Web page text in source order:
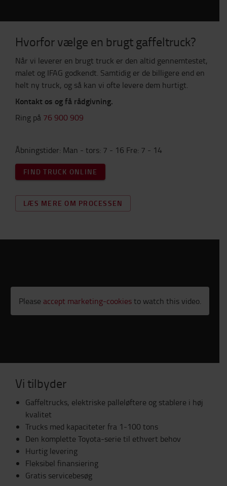
Hvorfor vælge en brugt gaffeltruck?
Når vi leverer en brugt truck er den altid gennemtestet,
malet og IFAG godkendt. Samtidig er de billigere end en
helt ny truck, og så kan vi ofte levere dem hurtigt.
Kontakt os og få rådgivning.
Ring på 76 900 909
Åbningstider: Man - tors: 7 - 16 Fre: 7 - 14
FIND TRUCK ONLINE
LÆS MERE OM PROCESSEN
Please accept marketing-cookiesto watch this video.
Vi tilbyder
Gaffeltrucks, elektriske palleløftere og stablere i høj
kvalitet
Trucks med kapaciteter fra 1-100 tons
Den komplette Toyota-serie til ethvert behov
Hurtig levering
Fleksibel finansiering
Gratis servicebesøg